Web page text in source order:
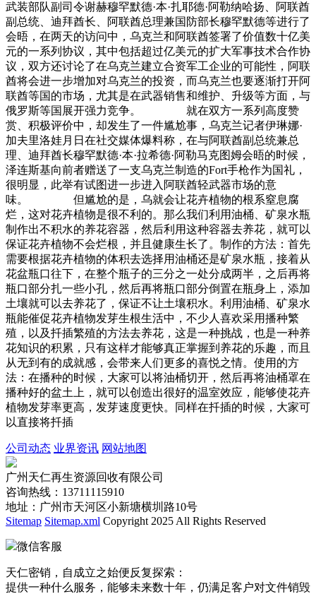
武装部队副司令谢赫穆罕默德·本·扎耶德·阿勒纳哈扬、阿联酋
副总统、迪拜酋长、阿联酋总理兼国防部长穆罕默德等进行了
会晤，在两天的访问中，乌克兰和阿联酋签署了价值数十亿美
元的一系列协议，其中包括超过亿美元的扩大军事技术合作协
议，双方还讨论了在乌克兰建立合资军工企业的可能性，阿联
酋将会进一步增加对乌克兰的投资，而乌克兰也要逐渐打开阿
联酋等国的市场，尤其是在武器销售和维护、升级等方面，与
俄罗斯等国展开强力竞争。 就在双方一系列高度赞
赏、积极评价中，却发生了一件尴尬事，乌克兰记者伊琳娜·
加夫里洛娃月日在社交媒体爆料称，在与阿联酋副总统兼总
理、迪拜酋长穆罕默德·本·拉希德·阿勒马克图姆会晤的时候，
泽连斯基向前者赠送了一支乌克兰制造的Fort手枪作为国礼，
很明显，此举有试图进一步进入阿联酋轻武器市场的意
味。 但尴尬的是，乌就会让花卉植物的根系窒息腐
烂，这对花卉植物是很不利的。那么我们利用油桶、矿泉水瓶
制作出不积水的养花容器，然后利用这种容器去养花，就可以
保证花卉植物不会烂根，并且健康生长了。制作的方法：首先
需要根据花卉植物的体积去选择用油桶还是矿泉水瓶，接着从
花盆瓶口往下，在整个瓶子的三分之一处分成两半，之后再将
瓶口部分扎一些小孔，然后再将瓶口部分倒置在瓶身上，添加
土壤就可以去养花了，保证不让土壤积水。利用油桶、矿泉水
瓶能催促花卉植物发芽生根生活中，不少人喜欢采用播种繁
殖，以及扦插繁殖的方法去养花，这是一种挑战，也是一种养
花知识的积累，只有这样才能够真正掌握到养花的乐趣，而且
从无到有的成就感，会带来人们更多的喜悦之情。使用的方
法：在播种的时候，大家可以将油桶切开，然后再将油桶罩在
播种好的盆土上，就可以创造出很好的温室效应，能够使花卉
植物发芽率更高，发芽速度更快。同样在扦插的时候，大家可
以直接将扦插
公司动态 业界资讯 网站地图
广州天仁再生资源回收有限公司
咨询热线：13711115910
地址：广州市天河区小新塘横圳路10号
Sitemap Sitemap.xml Copyright 2025 All Rights Reserved
微信客服
天仁密销，自成立之始便反复探索：
提供一种什么服务，能够未来数十年，仍满足客户对文件销毁